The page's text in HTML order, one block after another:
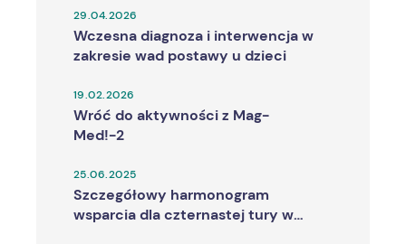
29.04.2026
Wczesna diagnoza i interwencja w
zakresie wad postawy u dzieci
19.02.2026
Wróć do aktywności z Mag-
Med!-2
25.06.2025
Szczegółowy harmonogram
wsparcia dla czternastej tury w